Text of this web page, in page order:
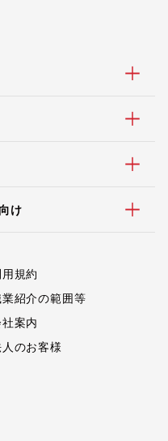
け
規約
業紹介の範囲等
案内
のお客様